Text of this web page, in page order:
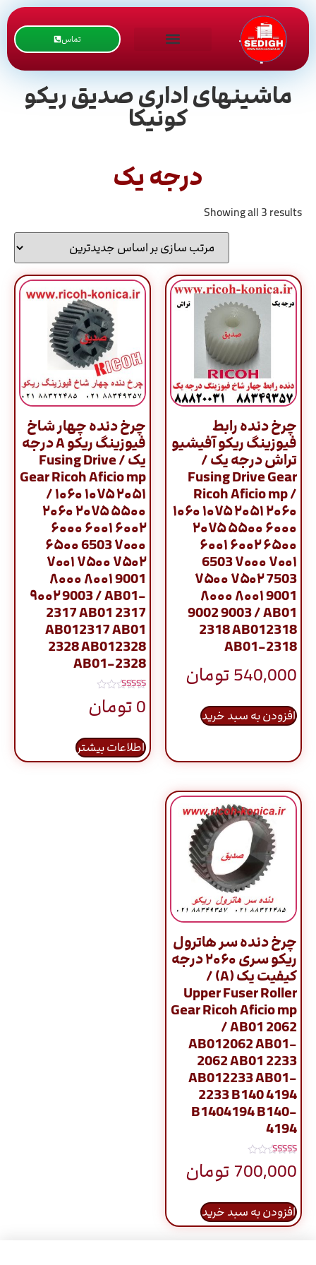
تماس
ماشینهای اداری صدیق ریکو
کونیکا
درجه یک
Showing all 3 results
چرخ دنده رابط
فیوزینگ ریکو آفیشیو
تراش درجه یک /
Fusing Drive Gear
Ricoh Aficio mp /
۱۰۶۰ ۱۰۷۵ ۲۰۵۱ ۲۰۶۰
۲۰۷۵ ۵۵۰۰ ۶۰۰۰
۶۰۰۱ ۶۰۰۲ ۶۵۰۰
6503 ۷۰۰۰ ۷۰۰۱
۷۵۰۰ ۷۵۰۲ 7503
۸۰۰۰ ۸۰۰۱ 9001
9002 9003 / AB01
2318 AB012318
AB01-2318
540,000تومان
افزودن به سبد خرید
چرخ دنده چهار شاخ
فیوزینگ ریکو A درجه
یک / Fusing Drive
Gear Ricoh Aficio mp
/ ۱۰۶۰ ۱۰۷۵ ۲۰۵۱
۲۰۶۰ ۲۰۷۵ ۵۵۰۰
۶۰۰۰ ۶۰۰۱ ۶۰۰۲
۶۵۰۰ 6503 ۷۰۰۰
۷۰۰۱ ۷۵۰۰ ۷۵۰۲
۸۰۰۰ ۸۰۰۱ 9001
۹۰۰۲ 9003 / AB01-
2317 AB01 2317
AB012317 AB01
2328 AB012328
AB01-2328
نمره
5.00
از 5
0تومان
اطلاعات بیشتر
چرخ دنده سر هاترول
ریکو سری ۲۰۶۰ درجه
کیفیت یک (A) /
Upper Fuser Roller
Gear Ricoh Aficio mp
/ AB01 2062
AB012062 AB01-
2062 AB01 2233
AB012233 AB01-
2233 B140 4194
B1404194 B140-
4194
نمره
5.00
از 5
700,000 تومان
افزودن به سبد خرید